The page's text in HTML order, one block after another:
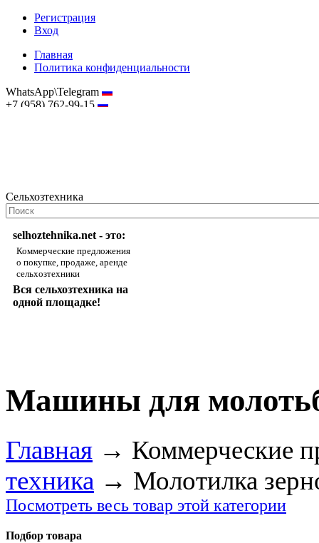
Регистрация
Вход
Главная
Политика конфиденциальности
WhatsApp\Telegram
+7 (958) 762-99-15
Сельхозтехника
selhoztehnika.net - это:
Коммерческие предложения
о покупке, продаже, аренде
сельхозтехники
Вся сельхозтехника на
одной площадке!
Машины для
Главная → Коммерческие
техника → Молотилка
Посмотреть весь товар этой категории
Подбор товара